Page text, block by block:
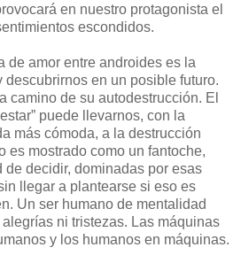
en nuestro protagonista el
escondidos.
de amor entre androides es la
descubrirnos en un posible futuro.
camino de su autodestrucción. El
puede llevarnos, con la
más cómoda, a la destrucción
es mostrado como un fantoche,
de decidir, dominadas por esas
llegar a plantearse si eso es
Un ser humano de mentalidad
ni tristezas. Las máquinas
y los humanos en máquinas.